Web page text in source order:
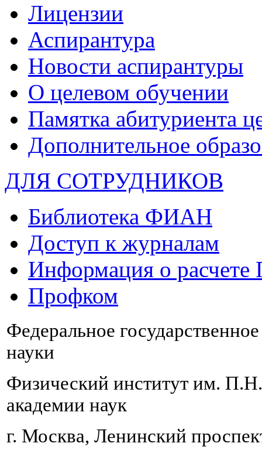
Лицензии
Аспирантура
Новости аспирантуры
О целевом обучении
Памятка абитуриента
Дополнительное
ДЛЯ СОТРУДНИКОВ
Библиотека ФИАН
Доступ к журналам
Информация о
Профком
Федеральное
науки
Физический институт им.
академии наук
г. Москва, Ленинский